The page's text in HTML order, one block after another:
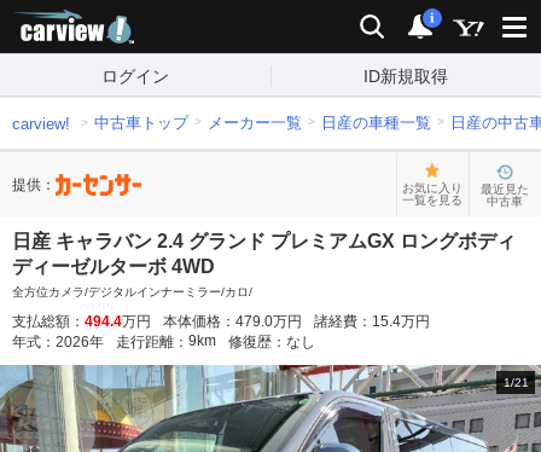
検索 通知
i
ログイン ID新規取得
carview! 中古車トップ メーカー一覧 日産の車種一覧 日産の中古
提供：
お気に入り
一覧を見る
最近見た
中古車
日産 キャラバン 2.4 グランド プレミアムGX ロングボディ
ディーゼルターボ 4WD
全方位カメラ/デジタルインナーミラー/カロ/
支払総額： 494.4万円 本体価格： 479.0万円 諸経費： 15.4万円
年式： 2026年 走行距離： 9 km 修復歴： なし
1/21